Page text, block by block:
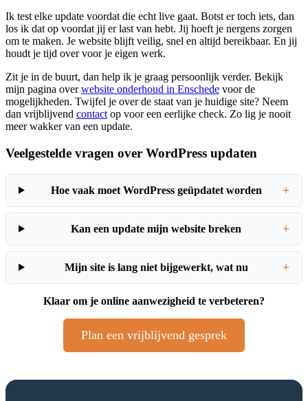
Ik test elke update voordat die echt live gaat. Botst er toch iets, dan
los ik dat op voordat jij er last van hebt. Jij hoeft je nergens zorgen
om te maken. Je website blijft veilig, snel en altijd bereikbaar. En jij
houdt je tijd over voor je eigen werk.
Zit je in de buurt, dan help ik je graag persoonlijk verder. Bekijk
mijn pagina overwebsite onderhoud in Enschede voor de
mogelijkheden. Twijfel je over de staat van je huidige site? Neem
dan vrijblijvend contact op voor een eerlijke check. Zo lig je nooit
meer wakker van een update.
Veelgestelde vragen over WordPress updaten
Hoe vaak moet WordPress geüpdatet worden +
Kan een update mijn website breken +
Mijn site is lang niet bijgewerkt, wat nu +
Klaar om je online aanwezigheid te verbeteren?
Plan een vrijblijvend gesprek